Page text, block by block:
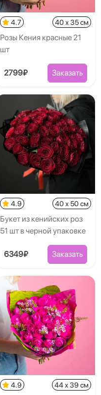
4.7 40 x 35 см
Розы Кения красные 21
шт
2799₽ Заказать
4.9 40 x 50 см
Букет из кенийских роз
51 шт в черной упаковке
6349₽ Заказать
4.9 44 x 39 см